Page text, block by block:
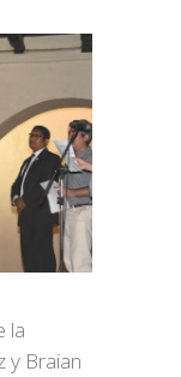
la
y Braian